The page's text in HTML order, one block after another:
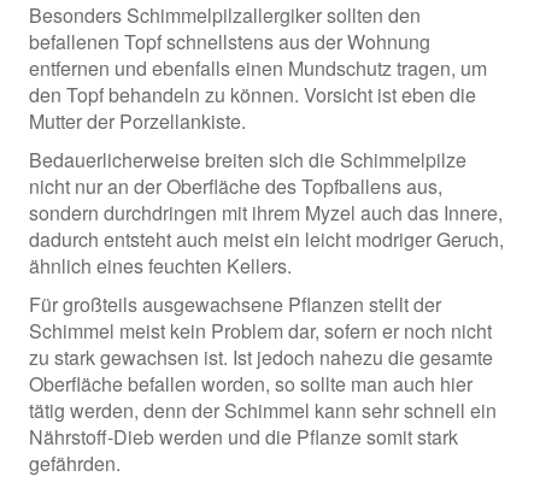
Besonders Schimmelpilzallergiker sollten den
befallenen Topf schnellstens aus der Wohnung
entfernen und ebenfalls einen Mundschutz tragen, um
den Topf behandeln zu können. Vorsicht ist eben die
Mutter der Porzellankiste.
Bedauerlicherweise breiten sich die Schimmelpilze
nicht nur an der Oberfläche des Topfballens aus,
sondern durchdringen mit ihrem Myzel auch das Innere,
dadurch entsteht auch meist ein leicht modriger Geruch,
ähnlich eines feuchten Kellers.
Für großteils ausgewachsene Pflanzen stellt der
Schimmel meist kein Problem dar, sofern er noch nicht
zu stark gewachsen ist. Ist jedoch nahezu die gesamte
Oberfläche befallen worden, so sollte man auch hier
tätig werden, denn der Schimmel kann sehr schnell ein
Nährstoff-Dieb werden und die Pflanze somit stark
gefährden.